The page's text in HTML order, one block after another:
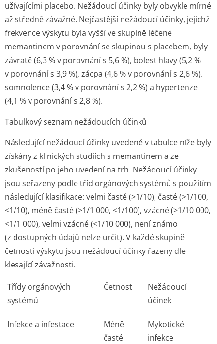
užívajícími placebo. Nežádoucí účinky byly obvykle mírné
až středně závažné. Nejčastější nežádoucí účinky, jejichž
frekvence výskytu byla vyšší ve skupině léčené
memantinem v porovnání se skupinou s placebem, byly
závratě (6,3 % v porovnání s 5,6 %), bolest hlavy (5,2 %
v porovnání s 3,9 %), zácpa (4,6 % v porovnání s 2,6 %),
somnolence (3,4 % v porovnání s 2,2 %) a hypertenze
(4,1 % v porovnání s 2,8 %).
Tabulkový seznam nežádoucích účinků
Následující nežádoucí účinky uvedené v tabulce níže byly
získány z klinických studiích s memantinem a ze
zkušeností po jeho uvedení na trh. Nežádoucí účinky
jsou seřazeny podle tříd orgánových systémů s použitím
následující klasifikace: velmi časté (>1/10), časté (>1/100,
<1/10), méně časté (>1/1 000, <1/100), vzácné (>1/10 000,
<1/1 000), velmi vzácné (<1/10 000), není známo
(z dostupných údajů nelze určit). V každé skupině
četnosti výskytu jsou nežádoucí účinky řazeny dle
klesající závažnosti.
Třídy orgánových
systémů
Četnost
Nežádoucí
účinek
Infekce a infestace
Méně
časté
Mykotické
infekce